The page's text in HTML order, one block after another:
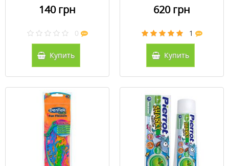
140 грн
0
Купить
620 грн
1
Купить